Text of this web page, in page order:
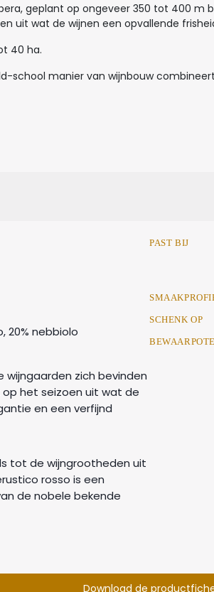
geplant op ongeveer 350 tot 400 m
uit wat de wijnen een opvallende
40 ha.
school manier van wijnbouw
20% nebbiolo
zich bevinden
het seizoen uit wat de
en een verfijnd
tot de wijngrootheden uit
rosso is een
de nobele bekende
PAST BIJ
SCHENK OP
Download de